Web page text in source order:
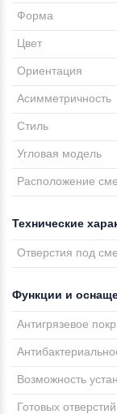
Форма
Цвет
Ориентация
Асимметричность
Стиль
Угловая модель
Расположение
Технические
Отверстия под
Функции и
Антигрязевое
Возможность
Готовых